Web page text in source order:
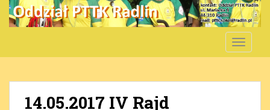
14.05.2017 IV Rajd